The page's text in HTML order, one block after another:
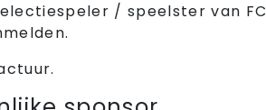
/ speelster van FC